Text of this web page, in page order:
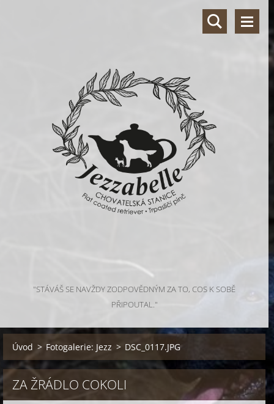
"STÁVÁŠ SE NAVŽDY ZODPOVĚDNÝM ZA TO, COS K SOBĚ
PŘIPOUTAL."
Úvod > Fotogalerie: Jezz > DSC_0117.JPG
ZA ŽRÁDLO COKOLI